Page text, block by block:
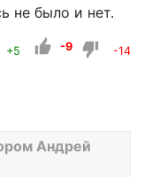
не было и нет.
+5 -9 -14
Андрей